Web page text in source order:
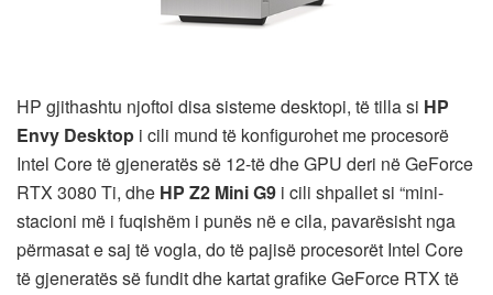
HP gjithashtu njoftoi disa sisteme desktopi, të tilla si HP
Envy Desktop i cili mund të konfigurohet me procesorë
Intel Core të gjeneratës së 12-të dhe GPU deri në GeForce
RTX 3080 Ti, dhe HP Z2 Mini G9 i cili shpallet si “mini-
stacioni më i fuqishëm i punës në e cila, pavarësisht nga
përmasat e saj të vogla, do të pajisë procesorët Intel Core
të gjeneratës së fundit dhe kartat grafike GeForce RTX të